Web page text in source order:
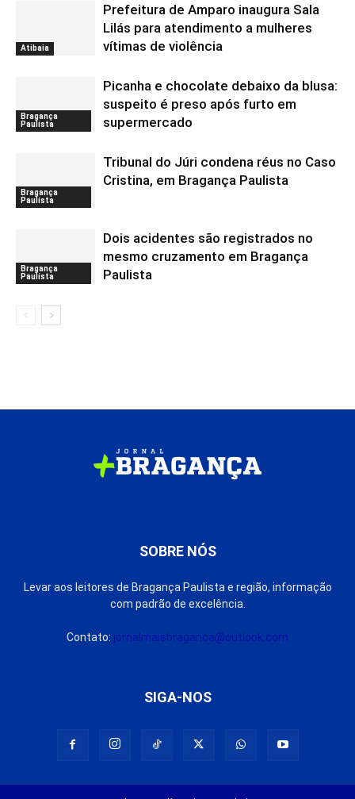
Atibaia
Prefeitura de Amparo inaugura Sala
Lilás para atendimento a mulheres
vítimas de violência
Bragança
Paulista
Picanha e chocolate debaixo da blusa:
suspeito é preso após furto em
supermercado
Bragança
Paulista
Tribunal do Júri condena réus no Caso
Cristina, em Bragança Paulista
Bragança
Paulista
Dois acidentes são registrados no
mesmo cruzamento em Bragança
Paulista
SOBRE NÓS
Levar aos leitores de Bragança Paulista e região, informação
com padrão de excelência.
Contato: jornalmaisbraganca@outlook.com
SIGA-NOS